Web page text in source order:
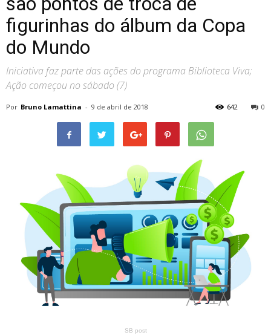
figurinhas do álbum da Copa
do Mundo
Iniciativa faz parte das ações do programa Biblioteca Viva;
Ação começou no sábado (7)
Por Bruno Lamattina - 9 de abril de 2018 0
642
SB post